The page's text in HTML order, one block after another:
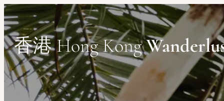
Skip
to
content
香港 Hong Kong